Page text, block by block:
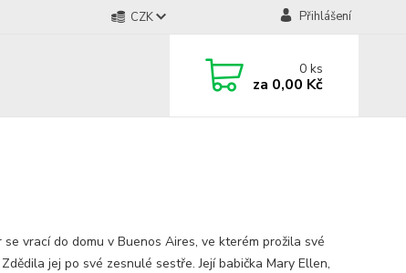
CZK Přihlášení
0ks
za 0,00 Kč
se vrací do domu v Buenos Aires, ve kterém prožila své
jej po své zesnulé sestře. Její babička Mary Ellen,